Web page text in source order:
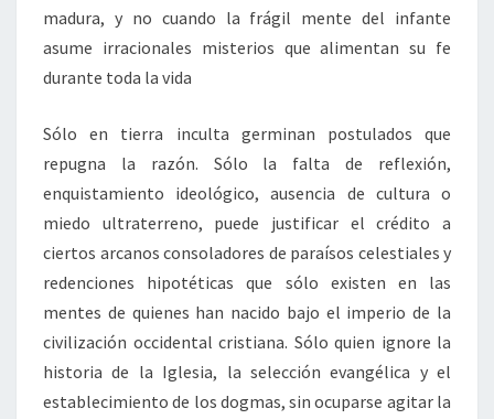
madura, y no cuando la frágil mente del infante
asume irracionales misterios que alimentan su fe
durante toda la vida
Sólo en tierra inculta germinan postulados que
repugna la razón. Sólo la falta de reflexión,
enquistamiento ideológico, ausencia de cultura o
miedo ultraterreno, puede justificar el crédito a
ciertos arcanos consoladores de paraísos celestiales y
redenciones hipotéticas que sólo existen en las
mentes de quienes han nacido bajo el imperio de la
civilización occidental cristiana. Sólo quien ignore la
historia de la Iglesia, la selección evangélica y el
establecimiento de los dogmas, sin ocuparse agitar la